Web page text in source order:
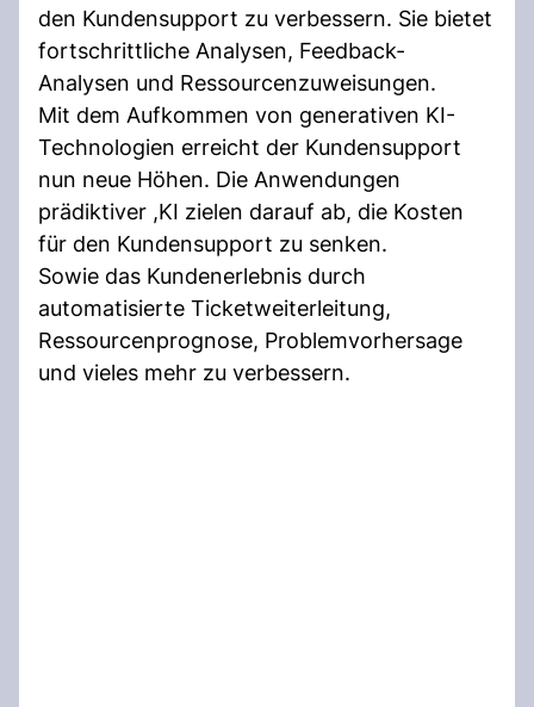
den Kundensupport zu verbessern. Sie bietet
fortschrittliche Analysen, Feedback-
Analysen und Ressourcenzuweisungen.
Mit dem Aufkommen von generativen KI-
Technologien erreicht der Kundensupport
nun neue Höhen. Die Anwendungen
prädiktiver ,KI zielen darauf ab, die Kosten
für den Kundensupport zu senken.
Sowie das Kundenerlebnis durch
automatisierte Ticketweiterleitung,
Ressourcenprognose, Problemvorhersage
und vieles mehr zu verbessern.